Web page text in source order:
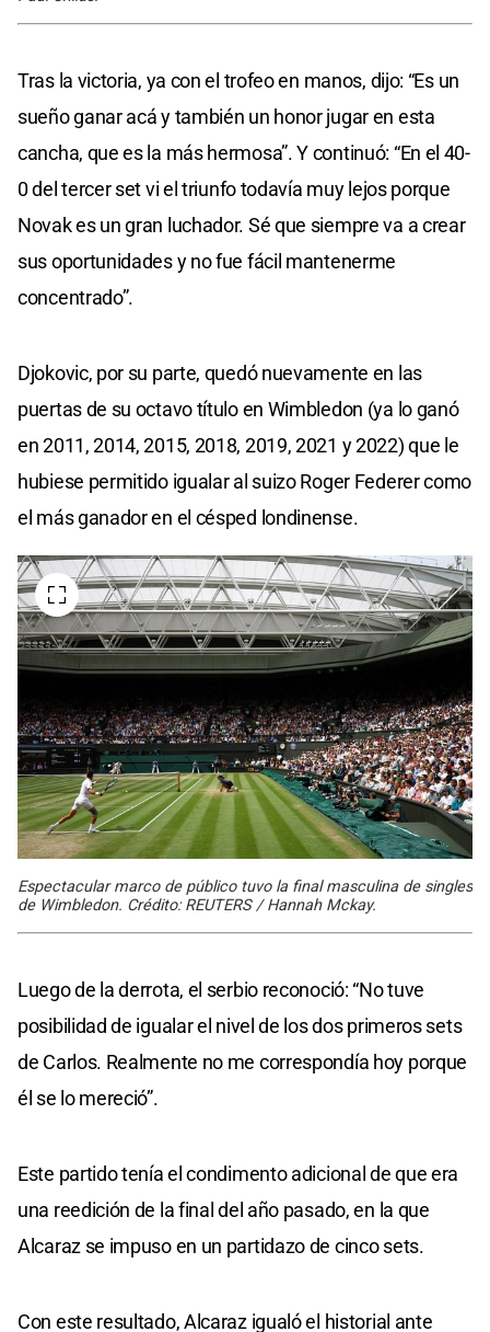
Tras la victoria, ya con el trofeo en manos, dijo: “Es un
sueño ganar acá y también un honor jugar en esta
cancha, que es la más hermosa”. Y continuó: “En el 40-
0 del tercer set vi el triunfo todavía muy lejos porque
Novak es un gran luchador. Sé que siempre va a crear
sus oportunidades y no fue fácil mantenerme
concentrado”.
Djokovic, por su parte, quedó nuevamente en las
puertas de su octavo título en Wimbledon (ya lo ganó
en 2011, 2014, 2015, 2018, 2019, 2021 y 2022) que le
hubiese permitido igualar al suizo Roger Federer como
el más ganador en el césped londinense.
Espectacular marco de público tuvo la final masculina de singles
de Wimbledon. Crédito: REUTERS / Hannah Mckay.
Luego de la derrota, el serbio reconoció: “No tuve
posibilidad de igualar el nivel de los dos primeros sets
de Carlos. Realmente no me correspondía hoy porque
él se lo mereció”.
Este partido tenía el condimento adicional de que era
una reedición de la final del año pasado, en la que
Alcaraz se impuso en un partidazo de cinco sets.
Con este resultado, Alcaraz igualó el historial ante